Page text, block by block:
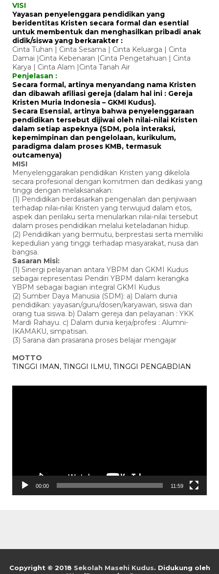
VISI
Yayasan penyelenggara pendidikan yang
beridentitas Kristen secara formal dan esential
untuk membentuk dan menghasilkan pribadi anak
didik/siswa yang berkarakter :
Cinta Tuhan | Cinta Sesama | Cinta Keluarga | Cinta
Damai |Cinta Kebenaran |Cinta Pengetahuan | Cinta
Karya | Cinta Alam |Cinta Tanah Air
Penjelasan :
Secara formal, artinya menyandang nama Kristen
dan dibawah afiliasi gereja (dalam hal ini : Gereja
Kristen Muria Indonesia – GKMI Kudus).
Secara Esensial, artinya bahwa penyelenggaraan
pendidikan tersebut dijiwai oleh nilai-nilai Kristen
dalam setiap aspeknya (SDM, pola interaksi,
kepemimpinan dan pengelolaan, kurikulum,
paradigma dalam proses KMB, termasuk
outcamenya)
MISI
Menyelenggarakan pendidikan Kristen yang dikelola
secara profesional dengan komitmen dan dedikasi yang
tinggi dengan melaksanakan:
(1) Pendidikan berdasarkan pengenalan dan penjiwaan
terhadap nilai-nilai Kristen yang terwujud dalam etos,
aspek dan perilaku serta menularkan nilai-nilai tersebut
dalam proses pendidikan melalui keteladanan hidup.
(2) Pendidikan yang bermutu, berprestasi serta memiliki
kepedulian yang tinggi terhadap masyarakat, nusa dan
bangsa.
Sasaran Misi:
(1) Sinergi pelayanan antara YBPM dan GKMI Kudus
sebagai representasi Pendiri YBPM dalam kerangka
YBPM sebagai bagian integral GKMI Kudus
(2) Sumber Daya Manusia (SDM): a) Dalam dunia
pendidikan: yayasan/guru/dosen/karyawan, siswa dan
orang tua siswa. b) Dalam gereja dan pelayanan : YKK
Mardi Rahayu. c) Dalam dunia kerja/profesi : Alumni-
IKAMAKU, simpatisan.
(3) Sarana dan prasarana proses belajar mengajar
MOTTO
TINGGI IMAN, TINGGI ILMU, TINGGI PENGABDIAN
00:00 11:59
Copyright © 2018 Sekolah Masehi Kudus. Didukung oleh